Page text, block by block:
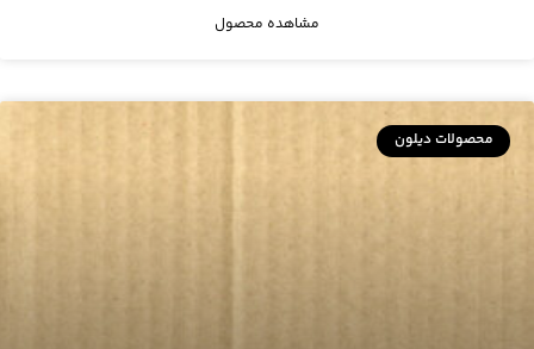
مشاهده محصول
محصولات دیلون